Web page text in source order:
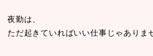
夜勤は、
ただ起きていればいい仕事じゃありま